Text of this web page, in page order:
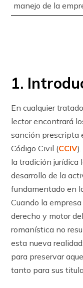
manejo de la
1.
En cualquier
lector encontrará
sanción prescripta
Código Civil (CCIV
la tradición jurídica
desarrollo de la
fundamentado en
Cuando la
derecho y motor
romanística no
esta nueva
para preservar
tanto para sus